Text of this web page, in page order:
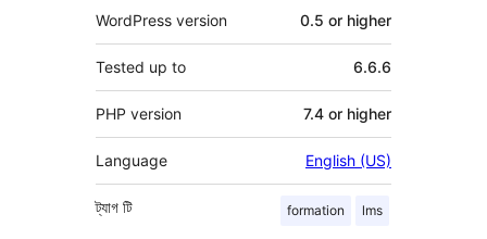
WordPress version 0.5 or higher
Tested up to 6.6.6
PHP version 7.4 or higher
Language English (US)
ট্যাগ formation lms
টি